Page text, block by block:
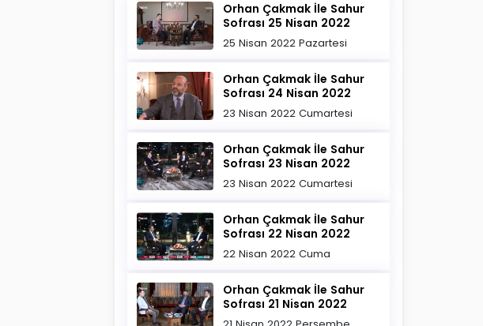
Orhan Çakmak İle Sahur
Sofrası 25 Nisan 2022
25 Nisan 2022 Pazartesi
Orhan Çakmak İle Sahur
Sofrası 24 Nisan 2022
23 Nisan 2022 Cumartesi
Orhan Çakmak İle Sahur
Sofrası 23 Nisan 2022
23 Nisan 2022 Cumartesi
Orhan Çakmak İle Sahur
Sofrası 22 Nisan 2022
22 Nisan 2022 Cuma
Orhan Çakmak İle Sahur
Sofrası 21 Nisan 2022